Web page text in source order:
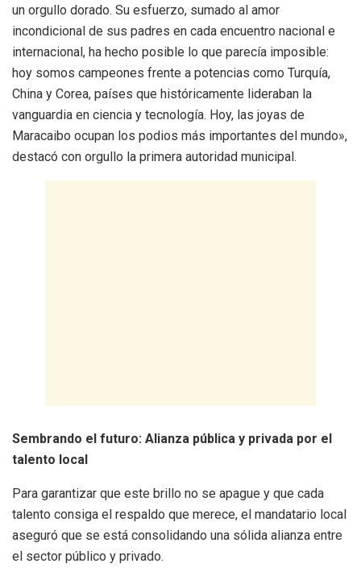
un orgullo dorado. Su esfuerzo, sumado al amor
incondicional de sus padres en cada encuentro nacional e
internacional, ha hecho posible lo que parecía imposible:
hoy somos campeones frente a potencias como Turquía,
China y Corea, países que históricamente lideraban la
vanguardia en ciencia y tecnología. Hoy, las joyas de
Maracaibo ocupan los podios más importantes del mundo»,
destacó con orgullo la primera autoridad municipal.
Sembrando el futuro: Alianza pública y privada por el
talento local
Para garantizar que este brillo no se apague y que cada
talento consiga el respaldo que merece, el mandatario local
aseguró que se está consolidando una sólida alianza entre
el sector público y privado.